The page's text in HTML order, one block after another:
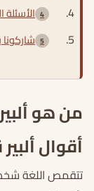
من هو
أقوال
تتقمص اللغة